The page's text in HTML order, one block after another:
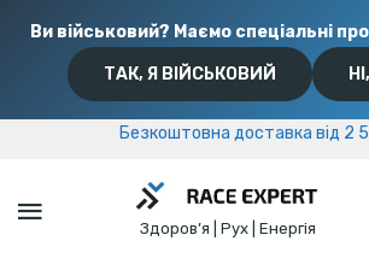
Ви військовий? Маємо спеціальні
ТАК, Я ВІЙСЬКОВИЙ
Безкоштовна доставка від 2
Безкоштовна доставка від 2
Здоров’я | Рух | Енергія